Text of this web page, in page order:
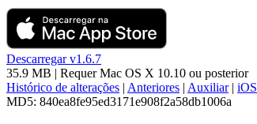
Descarregar v1.6.7
35.9 MB | RequerMac OS X 10.10 ou posterior
Histórico de alterações | Anteriores | Auxiliar| iOS
MD5: 840ea8fe95ed3171e908f2a58db1006a